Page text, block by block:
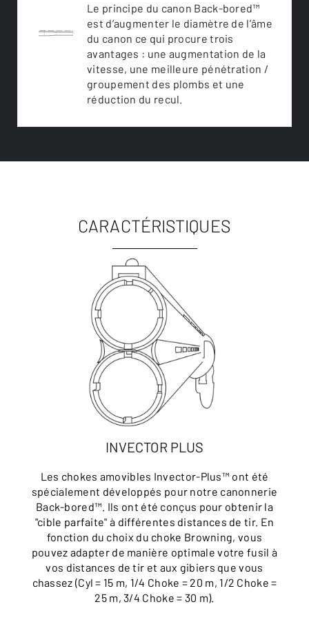
Le principe du canon Back-bored™
est d’augmenter le diamètre de l’âme
du canon ce qui procure trois
avantages : une augmentation de la
vitesse, une meilleure pénétration /
groupement des plombs et une
réduction du recul.
CARACTÉRISTIQUES
INVECTOR PLUS
Les chokes amovibles Invector-Plus™ ont été
spécialement développés pour notre canonnerie
Back-bored™. Ils ont été conçus pour obtenir la
"cible parfaite" à différentes distances de tir. En
fonction du choix du choke Browning, vous
pouvez adapter de manière optimale votre fusil à
vos distances de tir et aux gibiers que vous
chassez (Cyl = 15 m, 1/4 Choke = 20 m, 1/2 Choke =
25 m, 3/4 Choke = 30 m).